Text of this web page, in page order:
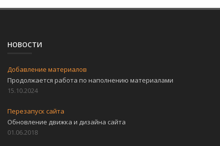
НОВОСТИ
Добавление материалов
Продолжается работа по наполнению материалами
15.10.2024
Перезапуск сайта
Обновление движка и дизайна сайта
01.06.2018